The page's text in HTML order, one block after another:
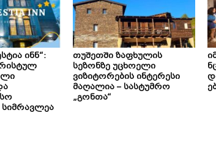
ინნ“:
თუშეთში ზაფხულის
სეზონზე უცხოელი
ვიზიტორების ინტერესი
მაღალია – სასტუმრო
„გონთა“